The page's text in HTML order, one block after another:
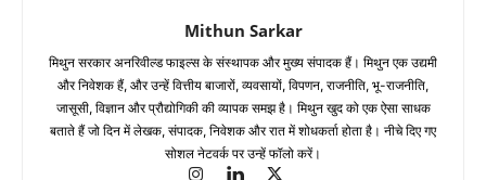
Mithun Sarkar
मिथुन सरकार अनरिवील्ड फाइल्स के संस्थापक और मुख्य संपादक हैं। मिथुन एक उद्यमी
और निवेशक हैं, और उन्हें वित्तीय बाजारों, व्यवसायों, विपणन, राजनीति, भू-राजनीति,
जासूसी, विज्ञान और प्रौद्योगिकी की व्यापक समझ है। मिथुन खुद को एक ऐसा साधक
बताते हैं जो दिन में लेखक, संपादक, निवेशक और रात में शोधकर्ता होता है। नीचे दिए गए
सोशल नेटवर्क पर उन्हें फॉलो करें।